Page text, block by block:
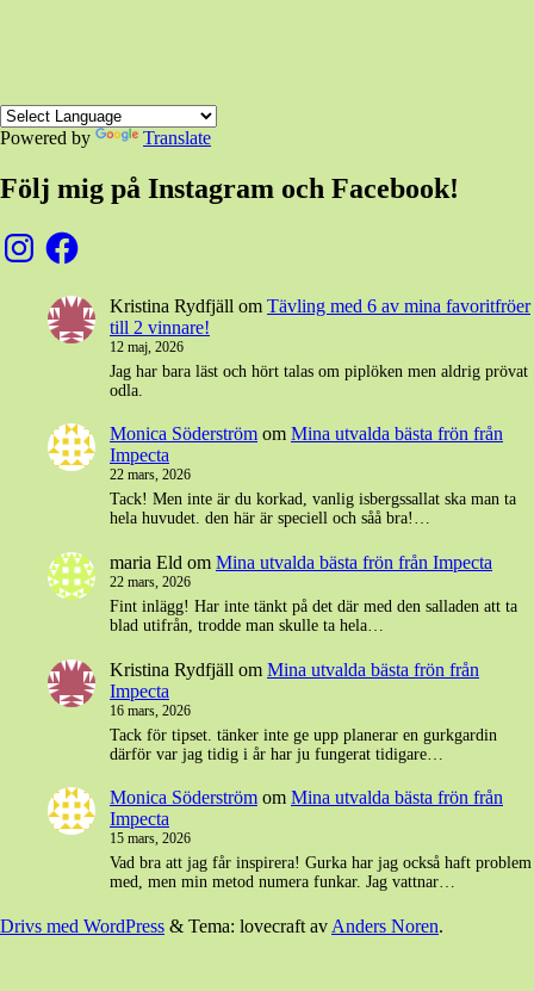
Powered by Translate
Följ mig på Instagram och Facebook!
InstagramFacebook
Kristina Rydfjäll om Tävling med 6 av mina favoritfröer
till 2 vinnare!
12 maj, 2026
Jag har bara läst och hört talas om piplöken men aldrig prövat
odla.
Monica Söderström om Mina utvalda bästa frön från
Impecta
22 mars, 2026
Tack! Men inte är du korkad, vanlig isbergssallat ska man ta
hela huvudet. den här är speciell och såå bra!…
maria Eld om Mina utvalda bästa frön från Impecta
22 mars, 2026
Fint inlägg! Har inte tänkt på det där med den salladen att ta
blad utifrån, trodde man skulle ta hela…
Kristina Rydfjäll om Mina utvalda bästa frön från
Impecta
16 mars, 2026
Tack för tipset. tänker inte ge upp planerar en gurkgardin
därför var jag tidig i år har ju fungerat tidigare…
Monica Söderström om Mina utvalda bästa frön från
Impecta
15 mars, 2026
Vad bra att jag får inspirera! Gurka har jag också haft problem
med, men min metod numera funkar. Jag vattnar…
Drivs med WordPress & Tema: lovecraft av Anders Noren.